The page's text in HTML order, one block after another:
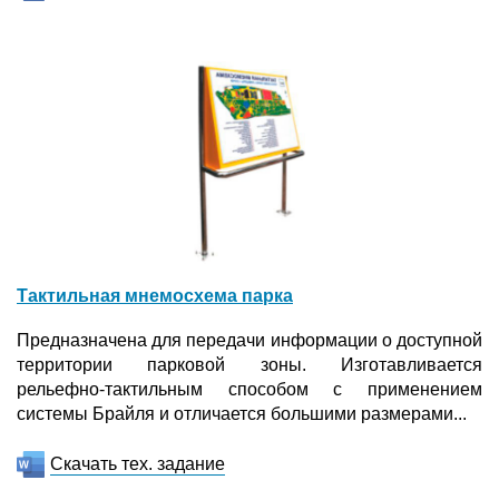
Тактильная мнемосхема парка
Предназначена для передачи информации о доступной
территории парковой зоны. Изготавливается
рельефно-тактильным способом с применением
системы Брайля и отличается большими размерами...
Скачать тех. задание